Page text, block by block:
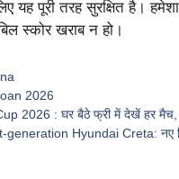
यह पूरी तरह सुरक्षित है।
स्कोर खराब न हो।
2026
2026 : घर बैठे फ्री में देखें हर मैच,
generation Hyundai Creta: नए